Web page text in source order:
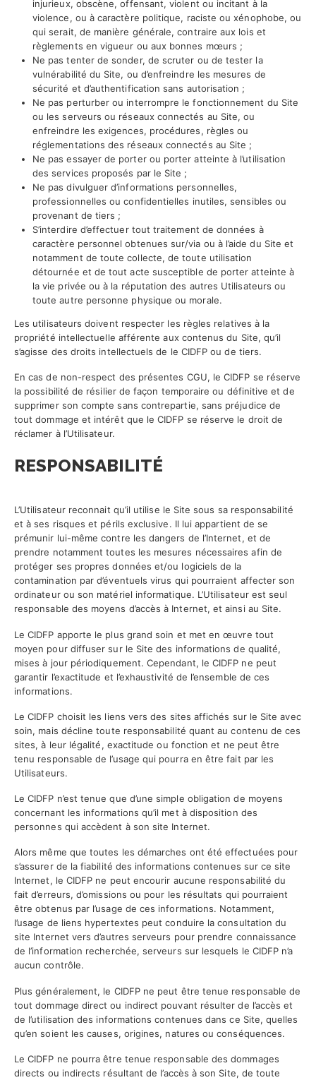
injurieux, obscène, offensant, violent ou incitant à la
violence, ou à caractère politique, raciste ou xénophobe, ou
qui serait, de manière générale, contraire aux lois et
règlements en vigueur ou aux bonnes mœurs ;
Ne pas tenter de sonder, de scruter ou de tester la
vulnérabilité du Site, ou d’enfreindre les mesures de
sécurité et d’authentification sans autorisation ;
Ne pas perturber ou interrompre le fonctionnement du Site
ou les serveurs ou réseaux connectés au Site, ou
enfreindre les exigences, procédures, règles ou
réglementations des réseaux connectés au Site ;
Ne pas essayer de porter ou porter atteinte à l’utilisation
des services proposés par le Site ;
Ne pas divulguer d’informations personnelles,
professionnelles ou confidentielles inutiles, sensibles ou
provenant de tiers ;
S’interdire d’effectuer tout traitement de données à
caractère personnel obtenues sur/via ou à l’aide du Site et
notamment de toute collecte, de toute utilisation
détournée et de tout acte susceptible de porter atteinte à
la vie privée ou à la réputation des autres Utilisateurs ou
toute autre personne physique ou morale.
Les utilisateurs doivent respecter les règles relatives à la
propriété intellectuelle afférente aux contenus du Site, qu’il
s’agisse des droits intellectuels de le CIDFP ou de tiers.
En cas de non-respect des présentes CGU, le CIDFP se réserve
la possibilité de résilier de façon temporaire ou définitive et de
supprimer son compte sans contrepartie, sans préjudice de
tout dommage et intérêt que le CIDFP se réserve le droit de
réclamer à l’Utilisateur.
RESPONSABILITÉ
L’Utilisateur reconnait qu’il utilise le Site sous sa responsabilité
et à ses risques et périls exclusive. Il lui appartient de se
prémunir lui-même contre les dangers de l’Internet, et de
prendre notamment toutes les mesures nécessaires afin de
protéger ses propres données et/ou logiciels de la
contamination par d’éventuels virus qui pourraient affecter son
ordinateur ou son matériel informatique. L’Utilisateur est seul
responsable des moyens d’accès à Internet, et ainsi au Site.
Le CIDFP apporte le plus grand soin et met en œuvre tout
moyen pour diffuser sur le Site des informations de qualité,
mises à jour périodiquement. Cependant, le CIDFP ne peut
garantir l’exactitude et l’exhaustivité de l’ensemble de ces
informations.
Le CIDFP choisit les liens vers des sites affichés sur le Site avec
soin, mais décline toute responsabilité quant au contenu de ces
sites, à leur légalité, exactitude ou fonction et ne peut être
tenu responsable de l’usage qui pourra en être fait par les
Utilisateurs.
Le CIDFP n’est tenue que d’une simple obligation de moyens
concernant les informations qu’il met à disposition des
personnes qui accèdent à son site Internet.
Alors même que toutes les démarches ont été effectuées pour
s’assurer de la fiabilité des informations contenues sur ce site
Internet, le CIDFP ne peut encourir aucune responsabilité du
fait d’erreurs, d’omissions ou pour les résultats qui pourraient
être obtenus par l’usage de ces informations. Notamment,
l’usage de liens hypertextes peut conduire la consultation du
site Internet vers d’autres serveurs pour prendre connaissance
de l’information recherchée, serveurs sur lesquels le CIDFP n’a
aucun contrôle.
Plus généralement, le CIDFP ne peut être tenue responsable de
tout dommage direct ou indirect pouvant résulter de l’accès et
de l’utilisation des informations contenues dans ce Site, quelles
qu’en soient les causes, origines, natures ou conséquences.
Le CIDFP ne pourra être tenue responsable des dommages
directs ou indirects résultant de l’accès à son Site, de toute